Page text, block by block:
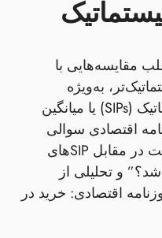
مقایسه‌هایی با
به‌ویژه
طرح‌های سرمایه‌گذاری سیستماتیک (SIPs) یا میانگین
اقتصادی سوالی
مرتبط مطرح کرد: “خرید در افت در مقابل SIPهای
و تحلیلی از
اقتصادی: خرید در